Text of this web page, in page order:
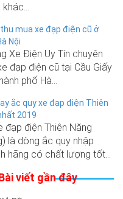
mua xe đạp điện cũ ở
Nội
Xe Điện Uy Tín chuyên
đạp điện cũ tại Cầu Giấy
phố Hà...
ắc quy xe đạp điện Thiên
2019
đạp điện Thiên Năng
là dòng ắc quy nhập
hãng có chất lượng tốt...
viết gần đây